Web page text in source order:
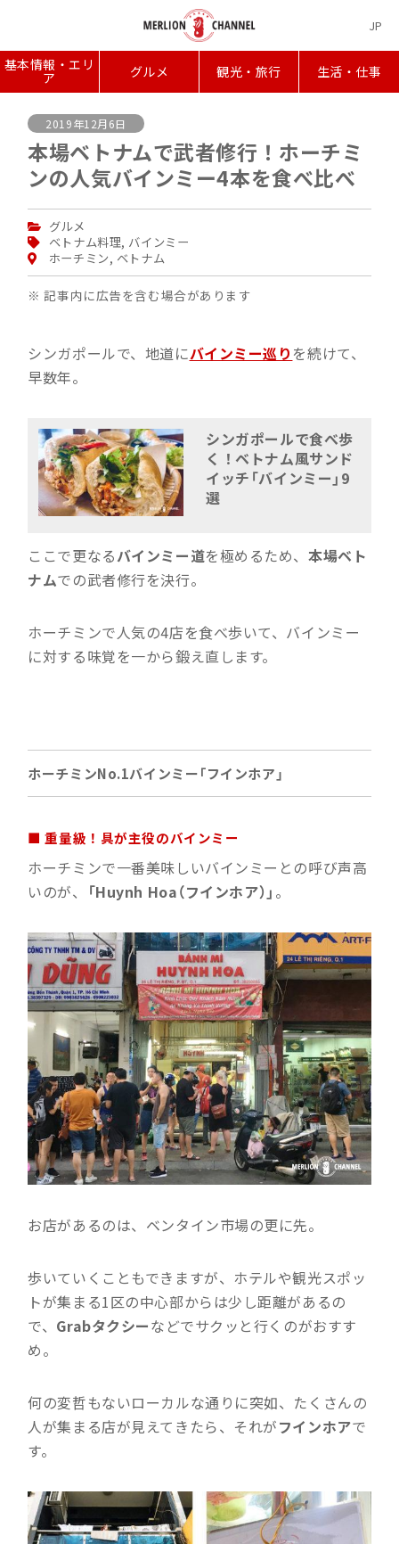
JP
基本情報・エリ
ア グルメ 観光・旅行 生活・仕事
2019年12月6日
本場ベトナムで武者修行！ホーチミ
ンの人気バインミー4本を食べ比べ
グルメ
ベトナム料理, バインミー
ホーチミン, ベトナム
※ 記事内に広告を含む場合があります
シンガポールで、地道にバインミー巡り を続けて、
早数年。
シンガポールで食べ歩
く！ベトナム風サンド
イッチ「バインミー」9
選
ここで更なるバインミー道を極めるため、本場ベト
ナムでの武者修行を決行。
ホーチミンで人気の4店を食べ歩いて、バインミー
に対する味覚を一から鍛え直します。
ホーチミンNo.1バインミー「フインホア」
■ 重量級！具が主役のバインミー
ホーチミンで一番美味しいバインミーとの呼び声高
いのが、
「Huynh Hoa（フインホア） 」 。
お店があるのは、ベンタイン市場の更に先。
歩いていくこともできますが、ホテルや観光スポッ
トが集まる1区の中心部からは少し距離があるの
で、 Grabタクシーなどでサクッと行くのがおすす
め。
何の変哲もないローカルな通りに突如、たくさんの
人が集まる店が見えてきたら、それがフインホアで
す。